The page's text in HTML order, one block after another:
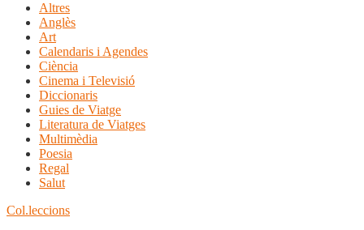
Altres
Anglès
Art
Calendaris i Agendes
Ciència
Cinema i Televisió
Diccionaris
Guies de Viatge
Literatura de Viatges
Multimèdia
Poesia
Regal
Salut
Col.leccions